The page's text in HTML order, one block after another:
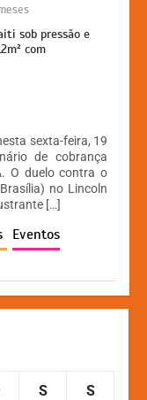
sob pressão e
com
sexta-feira, 19
de cobrança
O duelo contra o
no Lincoln
[…]
Eventos
S S